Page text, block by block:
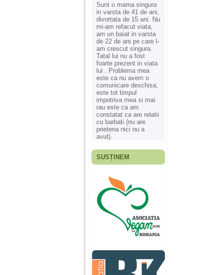
Sunt o mama singura
in varsta de 41 de ani,
divortata de 15 ani. Nu
mi-am refacut viata,
am un baiat in varsta
de 22 de ani pe care l-
am crescut singura.
Tatal lui nu a fost
foarte prezent in viata
lui . Problema mea
este ca nu avem o
comunicare deschisa,
este tot timpul
impotriva mea si mai
rau este ca am
constatat ca are relatii
cu barbati (nu are
prietena nici nu a
avut).
Fiica mea s-a nascut
ani, privind in urma
realizez cat de multe
greseli am facut in
educatia si cresterea
ei, am fost o mama
egoista, preocupata
de implinirea
profesionala, cand ea
era mica am neglijat-
agresiva, orice
greseala era taxata cu
o palma sau pedepse.
SUSȚINEM